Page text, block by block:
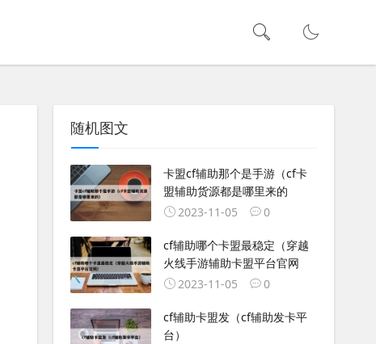
随机图文
卡盟cf辅助那个是手游（cf卡
盟辅助货源都是哪里来的
2023-11-05
0
cf辅助哪个卡盟最稳定（穿越
火线手游辅助卡盟平台官网
2023-11-05
0
cf辅助卡盟发（cf辅助发卡平
台）